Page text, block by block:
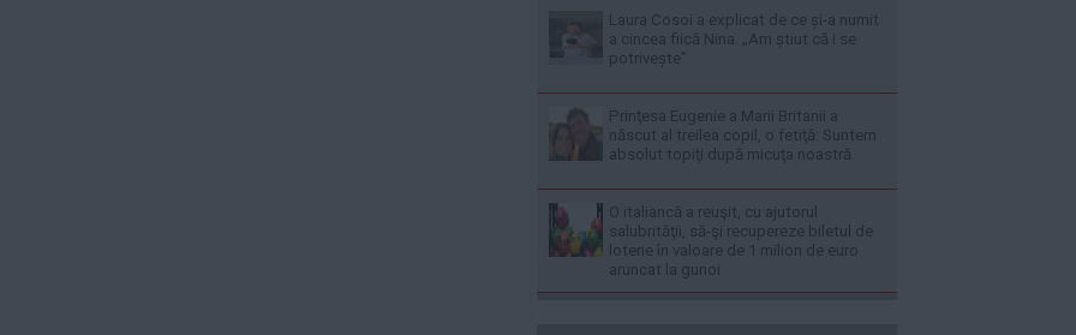
Laura Cosoi a explicat de ce și-a numit
a cincea fiică Nina. „Am știut că i se
potrivește”
Prinţesa Eugenie a Marii Britanii a
născut al treilea copil, o fetiţă: Suntem
absolut topiţi după micuţa noastră
O italiancă a reuşit, cu ajutorul
salubrităţii, să-şi recupereze biletul de
loterie în valoare de 1 milion de euro
aruncat la gunoi